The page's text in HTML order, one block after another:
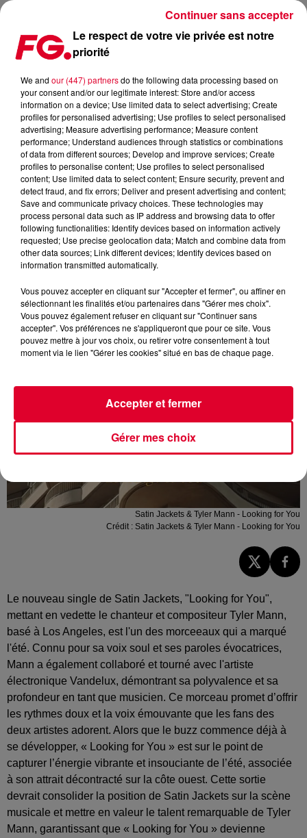
SATIN JACKETS & TYLER MANN - LOOKING FOR YOU
Publié : 23 septembre 2024 à 15h20 par Arnaud
GODEFROY
Satin Jackets & Tyler Mann - Looking
for You
Satin Jackets & Tyler Mann - Looking for You
Crédit : Satin Jackets & Tyler Mann - Looking for You
Le nouveau single de Satin Jackets, "Looking for You",
mettant en vedette le chanteur et compositeur Tyler Mann,
basé à Los Angeles, est l'un des morceeaux qui a marqué
l'été. Connu pour sa voix soul et ses paroles évocatrices,
Mann a également collaboré et tourné avec l'artiste
électronique Vandelux, démontrant sa polyvalence et sa
profondeur en tant que musicien. Ce morceau promet d’offrir
les rythmes doux et la voix émouvante que les fans des
deux artistes adorent. Alors que le buzz commence déjà à
se développer, « Looking for You » est sur le point de
capturer l’énergie vibrante et insouciante de l’été, associée
à son attrait décontracté sur la côte ouest. Cette sortie
devrait consolider la position de Satin Jackets sur la scène
musicale et mettre en valeur le talent remarquable de Tyler
Mann, garantissant que « Looking for You » devienne
Le respect de votre vie privée est notre
priorité
We and our (447) partnersdo the following data processing based on
your consent and/or our legitimate interest: Store and/or access
information on a device; Use limited data to select advertising; Create
profiles for personalised advertising; Use profiles to select personalised
advertising; Measure advertising performance; Measure content
performance; Understand audiences through statistics or combinations
of data from different sources; Develop and improve services; Create
profiles to personalise content; Use profiles to select personalised
content; Use limited data to select content; Ensure security, prevent and
detect fraud, and fix errors; Deliver and present advertising and content;
Save and communicate privacy choices. These technologies may
process personal data such as IP address and browsing data to offer
following functionalities: Identify devices based on information actively
requested; Use precise geolocation data; Match and combine data from
other data sources; Link different devices; Identify devices based on
information transmitted automatically.
Vous pouvez accepter en cliquant sur "Accepter et fermer", ou affiner en
sélectionnant les finalités et/ou partenaires dans "Gérer mes choix".
Vous pouvez également refuser en cliquant sur "Continuer sans
accepter". Vos préférences ne s'appliqueront que pour ce site. Vous
pouvez mettre à jour vos choix, ou retirer votre consentement à tout
moment via le lien "Gérer les cookies" situé en bas de chaque page.
Gérer mes choix
Accepter et fermer
Continuer sans accepter